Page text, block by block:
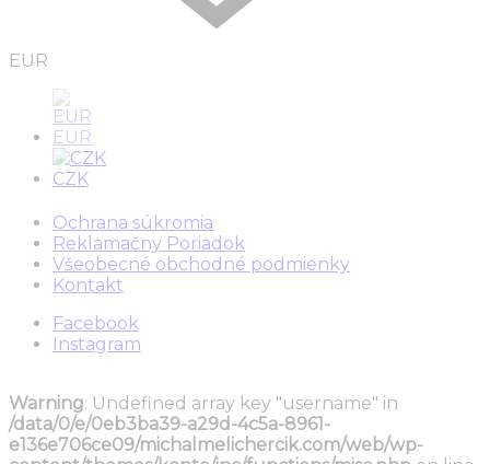
EUR
EUR
CZK
Ochrana súkromia
Reklamačny Poriadok
Všeobecné obchodné podmienky
Kontakt
Facebook
Instagram
Warning: Undefined array key "username" in
/data/0/e/0eb3ba39-a29d-4c5a-8961-
e136e706ce09/michalmelichercik.com/web/wp-